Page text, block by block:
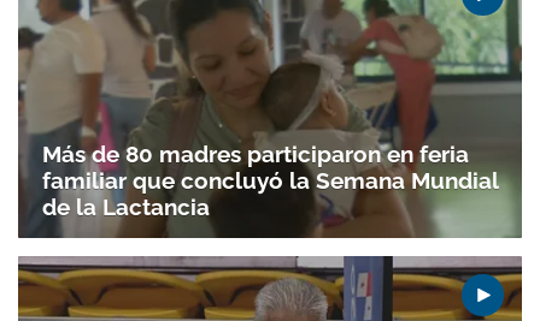
Más de 80 madres participaron en feria
familiar que concluyó la Semana Mundial
de la Lactancia